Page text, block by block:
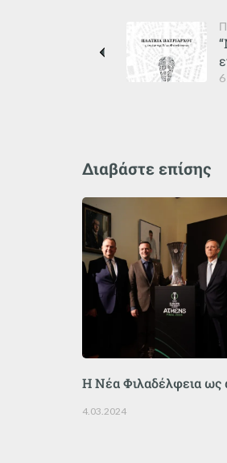
Διαβάστε επίσης
Η Νέα Φιλαδέλφεια ως
4.03.2024